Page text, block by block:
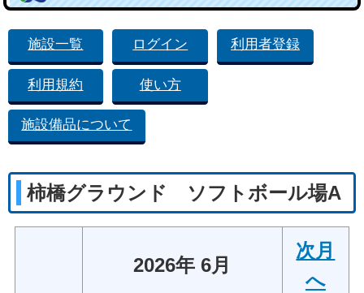
施設一覧 ログイン 利用者登録
利用規約 使い方
施設備品について
柿橋グラウンド ソフトボール場A
2026年 6月
次月
へ